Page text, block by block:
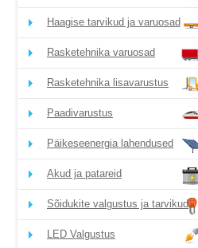
Haagise tarvikud ja varuosad
Rasketehnika varuosad
Rasketehnika lisavarustus
Paadivarustus
Päikeseenergia lahendused
Akud ja patareid
Sõidukite valgustus ja tarvikud
LED Valgustus